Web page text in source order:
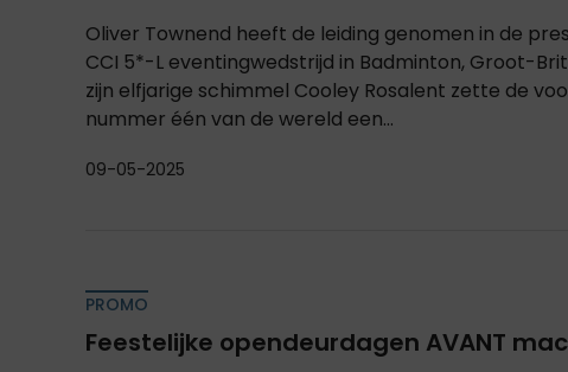
Oliver Townend heeft de leiding genomen in de
CCI 5*-L eventingwedstrijd in Badminton, Groot-
zijn elfjarige schimmel Cooley Rosalent zette de
nummer één van de wereld een...
09-05-2025
PROMO
Feestelijke opendeurdagen AVANT